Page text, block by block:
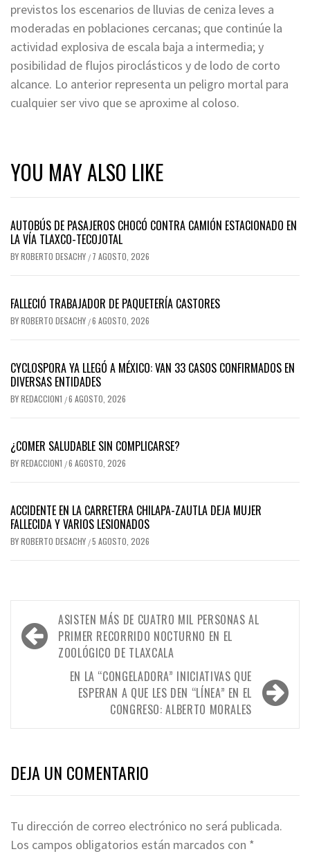
previstos los escenarios de lluvias de ceniza leves a
moderadas en poblaciones cercanas; que continúe la
actividad explosiva de escala baja a intermedia; y
posibilidad de flujos piroclásticos y de lodo de corto
alcance. Lo anterior representa un peligro mortal para
cualquier ser vivo que se aproxime al coloso.
YOU MAY ALSO LIKE
AUTOBÚS DE PASAJEROS CHOCÓ CONTRA CAMIÓN ESTACIONADO EN
LA VÍA TLAXCO-TECOJOTAL
BYROBERTO DESACHY / 7 AGOSTO, 2026
FALLECIÓ TRABAJADOR DE PAQUETERÍA CASTORES
BYROBERTO DESACHY /6 AGOSTO, 2026
CYCLOSPORA YA LLEGÓ A MÉXICO: VAN 33 CASOS CONFIRMADOS EN
DIVERSAS ENTIDADES
BYREDACCION1 /6 AGOSTO, 2026
¿COMER SALUDABLE SIN COMPLICARSE?
BYREDACCION1 /6 AGOSTO, 2026
ACCIDENTE EN LA CARRETERA CHILAPA-ZAUTLA DEJA MUJER
FALLECIDA Y VARIOS LESIONADOS
BYROBERTO DESACHY /5 AGOSTO, 2026
Navegación
de
entradas
ASISTEN MÁS DE CUATRO MIL PERSONAS AL
PRIMER RECORRIDO NOCTURNO EN EL
ZOOLÓGICO DE TLAXCALA
EN LA “CONGELADORA” INICIATIVAS QUE
ESPERAN A QUE LES DEN “LÍNEA” EN EL
CONGRESO: ALBERTO MORALES
DEJA UN COMENTARIO
Tu dirección de correo electrónico no será publicada.
Los campos obligatorios están marcados con *